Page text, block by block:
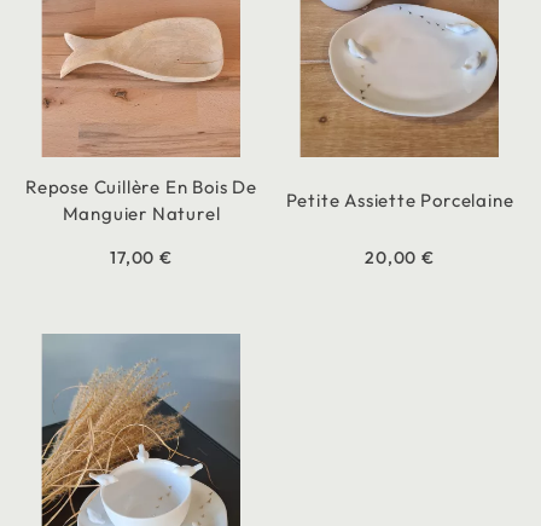
Repose Cuillère En Bois De
Manguier Naturel
17,00 €
Petite Assiette Porcelaine
20,00 €